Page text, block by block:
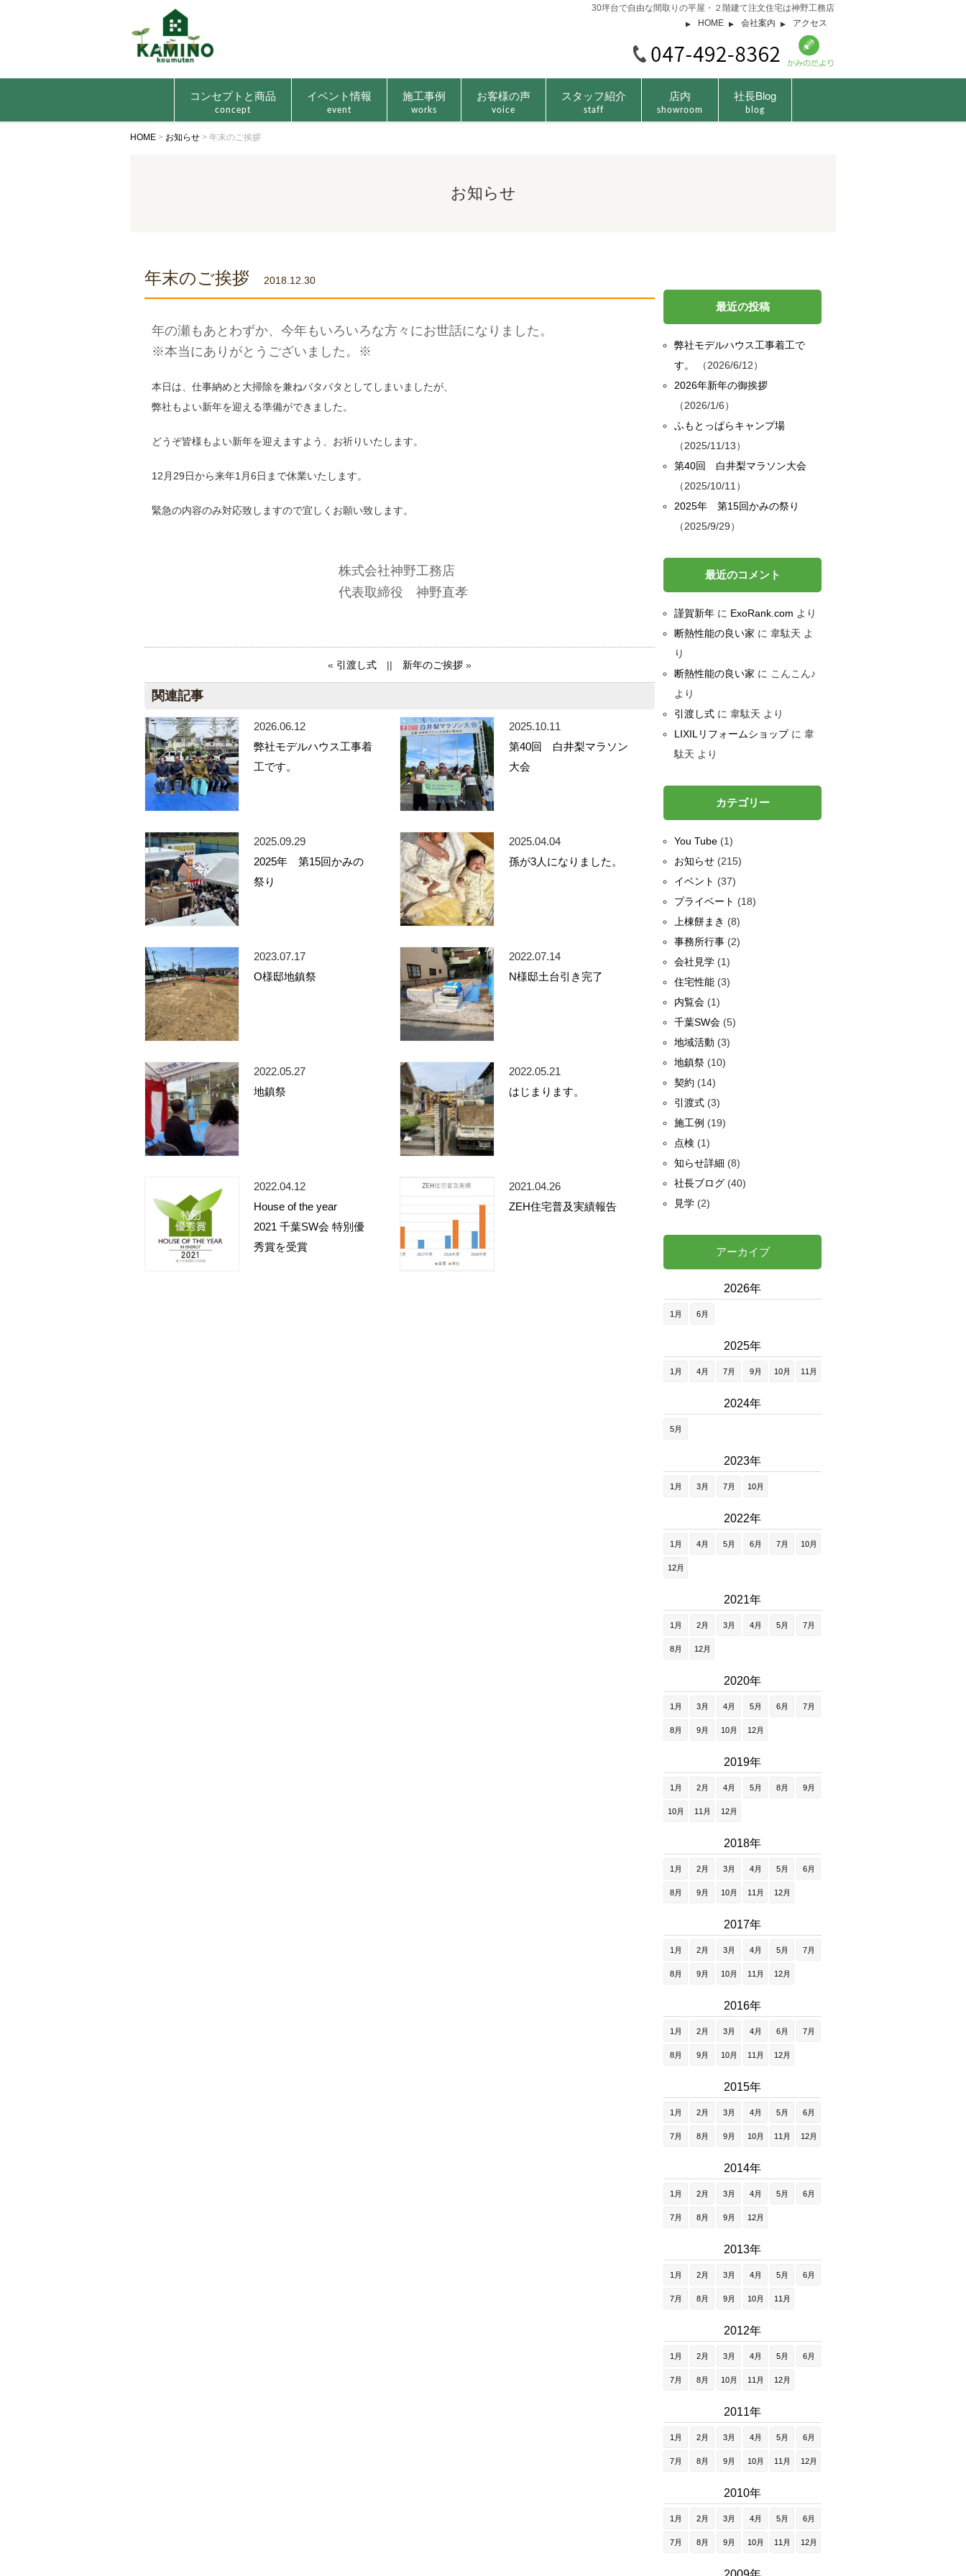
30坪台で自由な間取りの平屋・２階建て注文住宅は神野工務店
HOME
会社案内 アクセス
コンセプトと商品
concept
イベント情報
event
施工事例
works
お客様の声
voice
スタッフ紹介
staff
店内
showroom
社長Blog
blog
HOME > お知らせ > 年末のご挨拶
お知らせ
年末のご挨拶 2018.12.30
年の瀬もあとわずか、今年もいろいろな方々にお世話になりました。
※本当にありがとうございました。※
本日は、仕事納めと大掃除を兼ねバタバタとしてしまいましたが、
弊社もよい新年を迎える準備ができました。
どうぞ皆様もよい新年を迎えますよう、お祈りいたします。
12月29日から来年1月6日まで休業いたします。
緊急の内容のみ対応致しますので宜しくお願い致します。
株式会社神野工務店
代表取締役 神野直孝
« 引渡し式 || 新年のご挨拶 »
関連記事
2026.06.12
弊社モデルハウス工事着
工です。
2025.10.11
第40回 白井梨マラソン
大会
2025.09.29
2025年 第15回かみの
祭り
2025.04.04
孫が3人になりました。
2023.07.17
O様邸地鎮祭
2022.07.14
N様邸土台引き完了
2022.05.27
地鎮祭
2022.05.21
はじまります。
2022.04.12
House of the year
2021 千葉SW会 特別優
秀賞を受賞
2021.04.26
ZEH住宅普及実績報告
最近の投稿
弊社モデルハウス工事着工で
す。
2026/6/12
2026年新年の御挨拶
2026/1/6
ふもとっぱらキャンプ場
2025/11/13
第40回 白井梨マラソン大会
2025/10/11
2025年 第15回かみの祭り
2025/9/29
最近のコメント
謹賀新年 に ExoRank.com より
断熱性能の良い家 に 韋駄天 よ
り
断熱性能の良い家 に こんこん♪
より
引渡し式 に 韋駄天 より
LIXILリフォームショップに 韋
駄天 より
カテゴリー
You Tube (1)
お知らせ (215)
イベント (37)
プライベート (18)
上棟餅まき (8)
事務所行事 (2)
会社見学 (1)
住宅性能 (3)
内覧会 (1)
千葉SW会 (5)
地域活動 (3)
地鎮祭 (10)
契約 (14)
引渡式 (3)
施工例 (19)
点検 (1)
知らせ詳細 (8)
社長ブログ (40)
見学 (2)
アーカイブ
2026年
1月 6月
2025年
1月 4月 7月 9月 10月 11月
2024年
5月
2023年
1月 3月 7月 10月
2022年
1月 4月 5月 6月 7月 10月
12月
2021年
1月 2月 3月 4月 5月 7月
8月 12月
2020年
1月 3月 4月 5月 6月 7月
8月 9月 10月 12月
2019年
1月 2月 4月 5月 8月 9月
10月 11月 12月
2018年
1月 2月 3月 4月 5月 6月
8月 9月 10月 11月 12月
2017年
1月 2月 3月 4月 5月 7月
8月 9月 10月 11月 12月
2016年
1月 2月 3月 4月 6月 7月
8月 9月 10月 11月 12月
2015年
1月 2月 3月 4月 5月 6月
7月 8月 9月 10月 11月 12月
2014年
1月 2月 3月 4月 5月 6月
7月 8月 9月 12月
2013年
1月 2月 3月 4月 5月 6月
7月 8月 9月 10月 11月
2012年
1月 2月 3月 4月 5月 6月
7月 8月 10月 11月 12月
2011年
1月 2月 3月 4月 5月 6月
7月 8月 9月 10月 11月 12月
2010年
1月 2月 3月 4月 5月 6月
7月 8月 9月 10月 11月 12月